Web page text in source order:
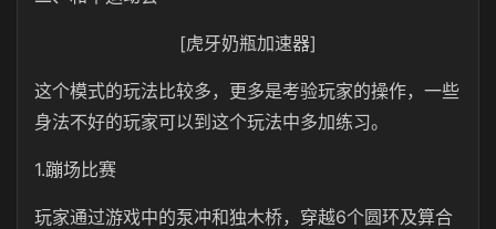
[虎牙奶瓶加速器]
这个模式的玩法比较多，更多是考验玩家的操作，一些
身法不好的玩家可以到这个玩法中多加练习。
1.蹦场比赛
玩家通过游戏中的泵冲和独木桥，穿越6个圆环及算合